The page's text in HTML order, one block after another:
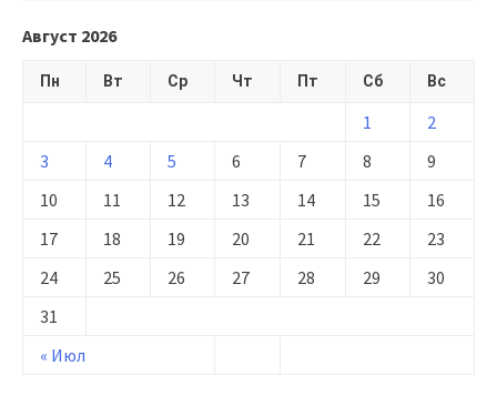
Август 2026
Пн Вт Ср Чт Пт Сб Вс
« Июл
1
2
3
4 5 6 7 8
9
10
11 12 13 14 15
16
17
18 19 20 21 22
23
24
25 26 27 28 29
30
31